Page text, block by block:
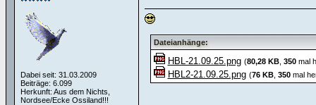
Dabei seit: 31.03.2009
Beiträge: 6.099
Herkunft: Aus dem Nichts,
Nordsee/Ecke Ossiland!!!
Dateianhänge:
HBL-21.09.25.png (80,28 KB, 350mal
HBL2-21.09.25.png (76 KB, 350mal